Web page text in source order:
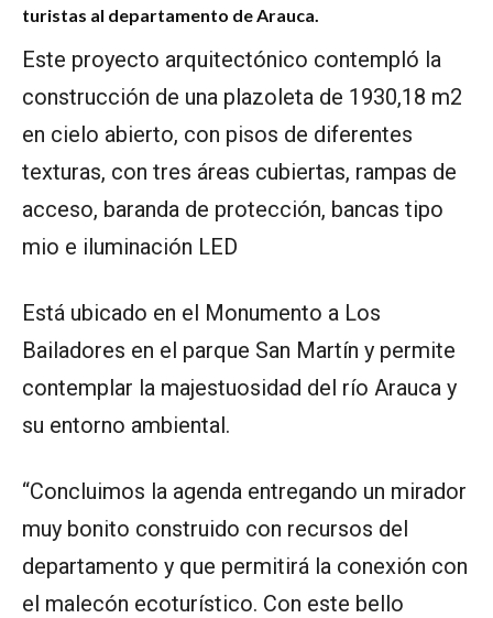
turistas al departamento de Arauca.
Este proyecto arquitectónico contempló la
construcción de una plazoleta de 1930,18 m2
en cielo abierto, con pisos de diferentes
texturas, con tres áreas cubiertas, rampas de
acceso, baranda de protección, bancas tipo
mio e iluminación LED
Está ubicado en el Monumento a Los
Bailadores en el parque San Martín y permite
contemplar la majestuosidad del río Arauca y
su entorno ambiental.
“Concluimos la agenda entregando un mirador
muy bonito construido con recursos del
departamento y que permitirá la conexión con
el malecón ecoturístico. Con este bello